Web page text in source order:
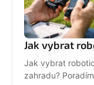
Jak vybrat
Jak vybrat
zahradu?